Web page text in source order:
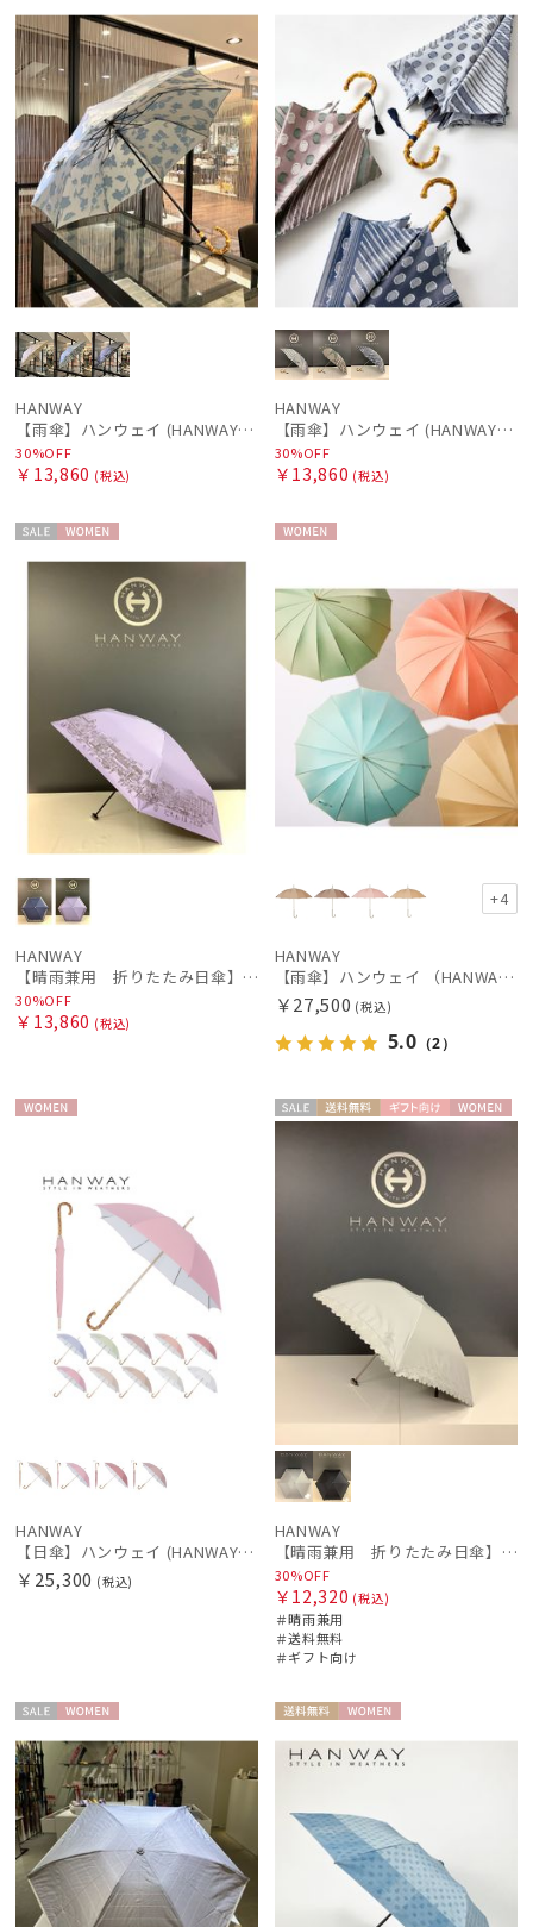
レディース
カテゴリー
ブランド
estaa
エスタ
FLO(A)TUS
フロータス
FURLA
フルラ
Gracy
HANWAY
ハンウェイ
HELEN KAMINSKI
ヘレンカミンスキー
HIROKO KOSHINO
ヒロコ コシノ
LANVIN COLLECTION
ランバン コレクション
ル
N
HANWAY
【雨傘】ハンウェイ (HANWAY) Lily CJ（リリー・シー・ジェー） 日本製 親骨：51～55cm
30%OFF
￥13,860 (税込)
HANWAY
【雨傘】ハンウェイ (HANWAY) Pカットジャカード Dot & Stripe mix CJ ドット・アンド・ストライプ・シー・ジェー ショート長傘 日本製
30%OFF
￥13,860 (税込)
HANWAY
【晴雨兼用 折りたたみ日傘】ハンウェイ（ＨＡＮＷＡＹ）HW street（ハンウェイ・ストリート）
30%OFF
￥13,860 (税込)
+4
HANWAY
【雨傘】ハンウェイ （HANWAY ）真田耳（サナダミミ）長傘 日本製 カーボン骨
￥27,500 (税込)
5.0 （2）
HANWAY
【日傘】ハンウェイ (HANWAY) Pシエスタ 白ラミネート ナチュラルカラー 長傘 オールウェザー 遮光 竹手元 晴雨兼用 UV 日本製
￥25,300 (税込)
セー 送料無 ギフト
向け
WOME
HANWAY
【晴雨兼用 折りたたみ日傘】ハンウェイ（ＨＡＮＷＡＹ）Lace（レース）
30%OFF
￥12,320 (税込)
＃晴雨兼用
＃送料無料
＃ギフト向け
ル
N
料
N